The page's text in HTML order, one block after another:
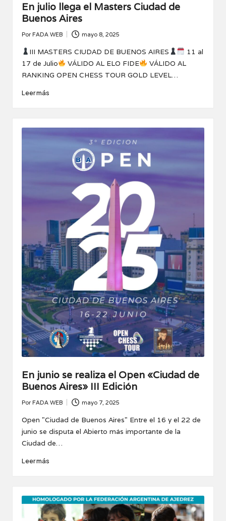
En julio llega el Masters Ciudad de
Buenos Aires
Publicado
por
Por FADA WEB mayo 8, 2025
III MASTERS CIUDAD DE BUENOS AIRES
11 al
17 de Julio
VÁLIDO AL ELO FIDE
VÁLIDO AL
RANKING OPEN CHESS TOUR GOLD LEVEL…
Leer más
En junio se realiza el Open «Ciudad de
Buenos Aires» III Edición
Publicado
por
Por FADA WEB mayo 7, 2025
Open "Ciudad de Buenos Aires" Entre el 16 y el 22 de
junio se disputa el Abierto más importante de la
Ciudad de…
Leer más